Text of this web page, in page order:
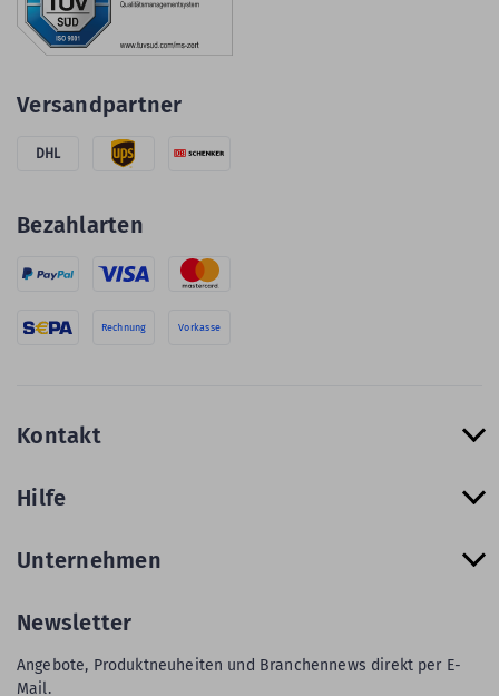
Versandpartner
DHL
Bezahlarten
Rechnung Vorkasse
Kontakt
Hilfe
Unternehmen
Newsletter
Angebote, Produktneuheiten und Branchennews direkt per E-
Mail.